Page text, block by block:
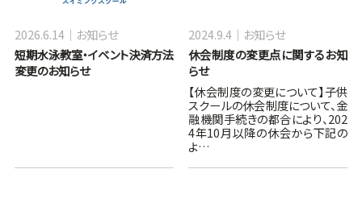
短期水泳教室・イベント決済方法
変更のお知らせ
2026.6.14
お知らせ
休会制度の変更点に関するお知
らせ
2024.9.4 お知らせ
【休会制度の変更について】子供
スクールの休会制度について、金
融機関手続きの都合により、202
4年10月以降の休会から下記の
よ…